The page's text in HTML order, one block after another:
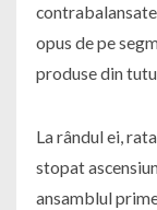
opus de pe
produse din
La rândul ei,
stopat
ansamblul